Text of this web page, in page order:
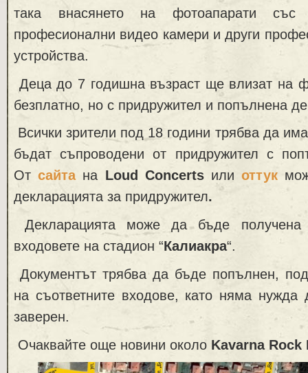
така внасянето на фотоапарати със
професионални видео камери и други
устройства.
Деца до 7 годишна възраст ще влизат на
безплатно, но с придружител и попълнена
Всички зрители под 18 години трябва да
бъдат съпроводени от придружител с
Отсайтана Loud Concertsилиоттук
декларацията за придружител.
Декларацията може да бъде
входовете на стадион “Калиакра“.
Документът трябва да бъде попълнен,
на съответните входове, като няма нужда
заверен.
Очаквайте още новини около Kavarna Rock